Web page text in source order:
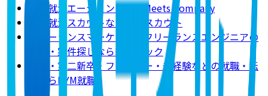
新卒就活エージェントならMeets Company
新卒就活スカウトならDYMスカウト
フリーランスマーケター・フリーランスエンジニアの
求人・案件探しならDYMテック
既卒・第二新卒・フリーター・未経験などの就職・転
職ならDYM就職